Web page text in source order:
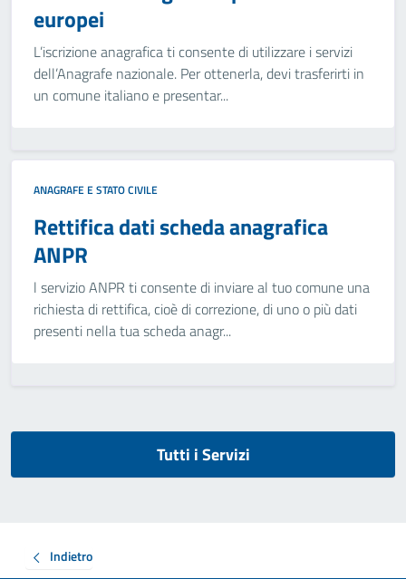
europei
L’iscrizione anagrafica ti consente di utilizzare i servizi
dell’Anagrafe nazionale. Per ottenerla, devi trasferirti in
un comune italiano e presentar...
ANAGRAFE E STATO CIVILE
Rettifica dati scheda anagrafica
ANPR
l servizio ANPR ti consente di inviare al tuo comune una
richiesta di rettifica, cioè di correzione, di uno o più dati
presenti nella tua scheda anagr...
Tutti i Servizi
Indietro